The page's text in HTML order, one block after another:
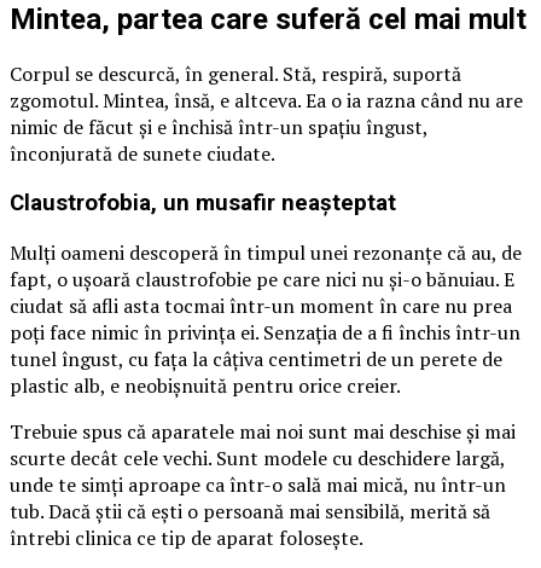
Mintea, partea care suferă cel mai mult
Corpul se descurcă, în general. Stă, respiră, suportă
zgomotul. Mintea, însă, e altceva. Ea o ia razna când nu are
nimic de făcut și e închisă într-un spațiu îngust,
înconjurată de sunete ciudate.
Claustrofobia, un musafir neașteptat
Mulți oameni descoperă în timpul unei rezonanțe că au, de
fapt, o ușoară claustrofobie pe care nici nu și-o bănuiau. E
ciudat să afli asta tocmai într-un moment în care nu prea
poți face nimic în privința ei. Senzația de a fi închis într-un
tunel îngust, cu fața la câțiva centimetri de un perete de
plastic alb, e neobișnuită pentru orice creier.
Trebuie spus că aparatele mai noi sunt mai deschise și mai
scurte decât cele vechi. Sunt modele cu deschidere largă,
unde te simți aproape ca într-o sală mai mică, nu într-un
tub. Dacă știi că ești o persoană mai sensibilă, merită să
întrebi clinica ce tip de aparat folosește.